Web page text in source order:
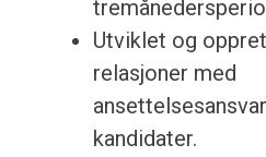
Utviklet og
relasjoner med
kandidater.